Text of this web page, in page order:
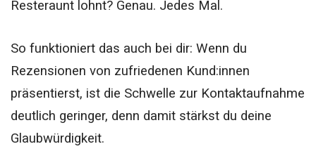
Resteraunt lohnt? Genau. Jedes Mal.
So funktioniert das auch bei dir: Wenn du
Rezensionen von zufriedenen Kund:innen
präsentierst, ist die Schwelle zur Kontaktaufnahme
deutlich geringer, denn damit stärkst du deine
Glaubwürdigkeit.